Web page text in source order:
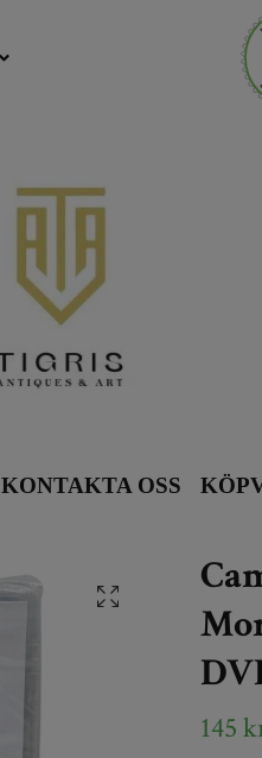
KONTAKTA OSS
145